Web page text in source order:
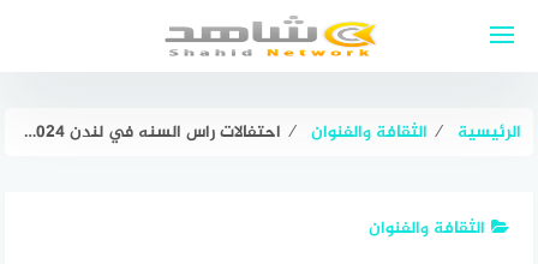
الرئيسية ⁄ الثقافة والفنوان ⁄ احتفالات راس السنه في لندن 2024 أفضل ١٠ أماكن للاحتفال برأس السنة 2024
الثقافة والفنوان